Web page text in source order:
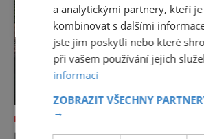
KAM S DĚTMI
a analytickými partnery, kteří
kombinovat s dalšími
jste jim poskytli nebo které
při vašem používání jejich
informací
ZOBRAZIT VŠECHNY
→